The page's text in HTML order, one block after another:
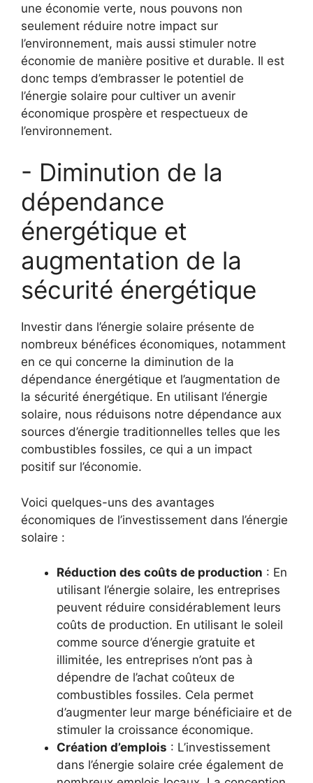
une⁣ économie verte, nous pouvons ​non
seulement réduire notre impact sur
l’environnement, mais aussi stimuler notre
économie de manière positive et durable. Il est
donc temps d’embrasser le potentiel de
l’énergie ⁤solaire ​pour cultiver un avenir
économique prospère et respectueux de
l’environnement.
-‌ Diminution de la
dépendance
énergétique et
augmentation de la
sécurité énergétique
Investir dans‌ l’énergie solaire présente de
nombreux‌ bénéfices⁤ économiques, notamment
en ce qui concerne la ​diminution de la
‌dépendance énergétique et l’augmentation de
la sécurité énergétique. En utilisant l’énergie
solaire, ⁢nous réduisons​ notre dépendance aux
sources d’énergie traditionnelles⁤ telles que les
‍combustibles fossiles,⁢ ce qui a un impact
positif sur ⁤l’économie.
Voici quelques-uns des avantages
économiques de ‌l’investissement dans l’énergie
solaire :
Réduction des coûts de production : En
utilisant l’énergie⁣ solaire, les entreprises
peuvent‍ réduire⁢ considérablement ‍leurs
coûts de ⁢production. En utilisant ⁢le soleil
comme source ​d’énergie gratuite et
illimitée, les entreprises n’ont pas ‍à
dépendre de l’achat coûteux de
combustibles fossiles. ‍Cela ⁤permet⁢
d’augmenter leur marge ‍bénéficiaire et de
stimuler la croissance ‌économique.
Création ​d’emplois : L’investissement
dans ⁢l’énergie solaire crée également de